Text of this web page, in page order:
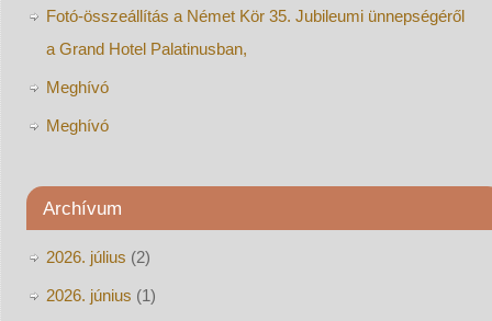
Fotó-összeállítás a Német Kör 35. Jubileumi ünnepségéről
a Grand Hotel Palatinusban,
Meghívó
Meghívó
Archívum
2026. július (2)
2026. június (1)